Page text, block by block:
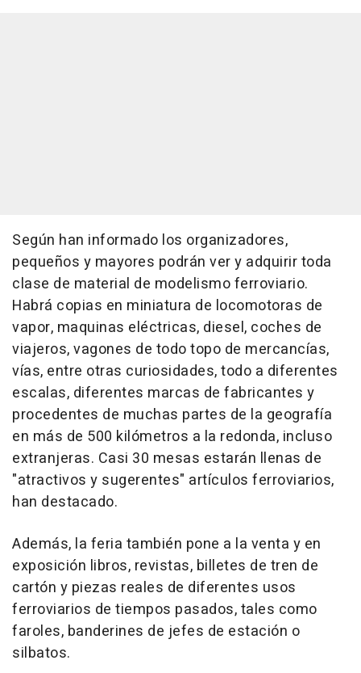
Según han informado los organizadores,
pequeños y mayores podrán ver y adquirir toda
clase de material de modelismo ferroviario.
Habrá copias en miniatura de locomotoras de
vapor, maquinas eléctricas, diesel, coches de
viajeros, vagones de todo topo de mercancías,
vías, entre otras curiosidades, todo a diferentes
escalas, diferentes marcas de fabricantes y
procedentes de muchas partes de la geografía
en más de 500 kilómetros a la redonda, incluso
extranjeras. Casi 30 mesas estarán llenas de
"atractivos y sugerentes" artículos ferroviarios,
han destacado.
Además, la feria también pone a la venta y en
exposición libros, revistas, billetes de tren de
cartón y piezas reales de diferentes usos
ferroviarios de tiempos pasados, tales como
faroles, banderines de jefes de estación o
silbatos.